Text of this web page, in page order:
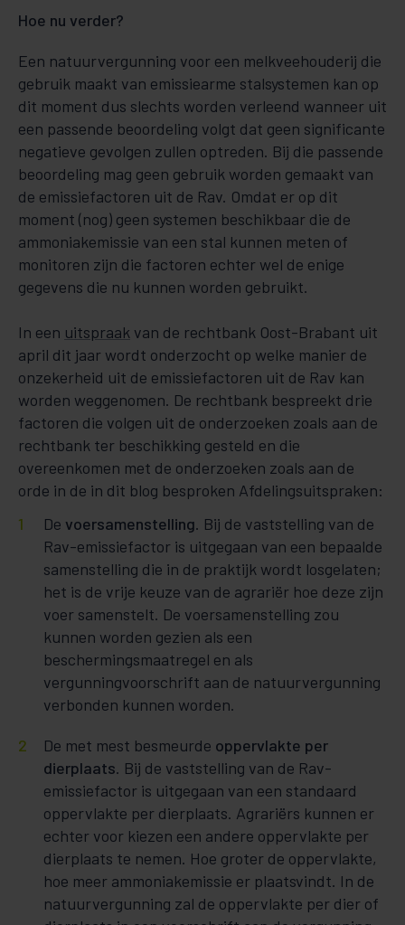
Hoe nu verder?
Een natuurvergunning voor een melkveehouderij die
gebruik maakt van emissiearme stalsystemen kan op
dit moment dus slechts worden verleend wanneer uit
een passende beoordeling volgt dat geen significante
negatieve gevolgen zullen optreden. Bij die passende
beoordeling mag geen gebruik worden gemaakt van
de emissiefactoren uit de Rav. Omdat er op dit
moment (nog) geen systemen beschikbaar die de
ammoniakemissie van een stal kunnen meten of
monitoren zijn die factoren echter wel de enige
gegevens die nu kunnen worden gebruikt.
In een uitspraak van de rechtbank Oost-Brabant uit
april dit jaar wordt onderzocht op welke manier de
onzekerheid uit de emissiefactoren uit de Rav kan
worden weggenomen. De rechtbank bespreekt drie
factoren die volgen uit de onderzoeken zoals aan de
rechtbank ter beschikking gesteld en die
overeenkomen met de onderzoeken zoals aan de
orde in de in dit blog besproken Afdelingsuitspraken:
De voersamenstelling. Bij de vaststelling van de
Rav-emissiefactor is uitgegaan van een bepaalde
samenstelling die in de praktijk wordt losgelaten;
het is de vrije keuze van de agrariër hoe deze zijn
voer samenstelt. De voersamenstelling zou
kunnen worden gezien als een
beschermingsmaatregel en als
vergunningvoorschrift aan de natuurvergunning
verbonden kunnen worden.
De met mest besmeurde oppervlakte per
dierplaats. Bij de vaststelling van de Rav-
emissiefactor is uitgegaan van een standaard
oppervlakte per dierplaats. Agrariërs kunnen er
echter voor kiezen een andere oppervlakte per
dierplaats te nemen. Hoe groter de oppervlakte,
hoe meer ammoniakemissie er plaatsvindt. In de
natuurvergunning zal de oppervlakte per dier of